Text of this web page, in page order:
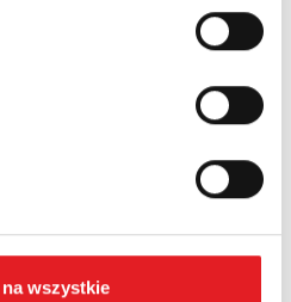
wszystkie
of my personal data by Relpol